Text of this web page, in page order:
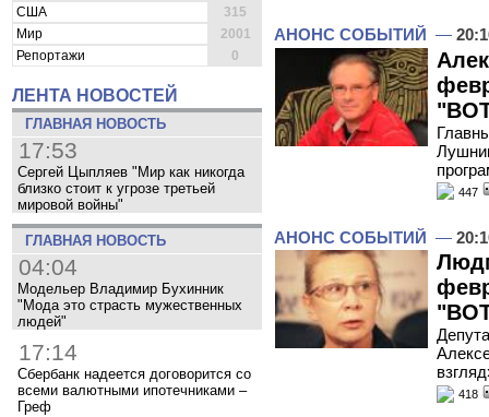
США
315
Мир
2001
Репортажи
0
ЛЕНТА НОВОСТЕЙ
ГЛАВНАЯ НОВОСТЬ
17:53
Сергей Цыпляев "Мир как никогда
близко стоит к угрозе третьей
мировой войны"
ГЛАВНАЯ НОВОСТЬ
04:04
Модельер Владимир Бухинник
"Мода это страсть мужественных
людей"
17:14
Сбербанк надеется договорится со
всеми валютными ипотечниками –
Греф
АНОНС СОБЫТИЙ —
447
АНОНС СОБЫТИЙ —
418